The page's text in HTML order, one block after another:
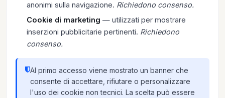
anonimi sulla navigazione. Richiedono consenso.
Cookie di marketing — utilizzati per mostrare
inserzioni pubblicitarie pertinenti. Richiedono
consenso.
Al primo accesso viene mostrato un banner che
consente di accettare, rifiutare o personalizzare
l'uso dei cookie non tecnici. La scelta può essere